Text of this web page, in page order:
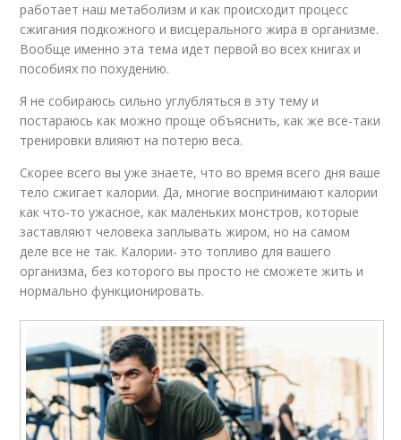
работает наш метаболизм и как происходит процесс
сжигания подкожного и висцерального жира в организме.
Вообще именно эта тема идет первой во всех книгах и
пособиях по похудению.
Я не собираюсь сильно углубляться в эту тему и
постараюсь как можно проще объяснить, как же все-таки
тренировки влияют на потерю веса.
Скорее всего вы уже знаете, что во время всего дня ваше
тело сжигает калории. Да, многие воспринимают калории
как что-то ужасное, как маленьких монстров, которые
заставляют человека заплывать жиром, но на самом
деле все не так. Калории- это топливо для вашего
организма, без которого вы просто не сможете жить и
нормально функционировать.